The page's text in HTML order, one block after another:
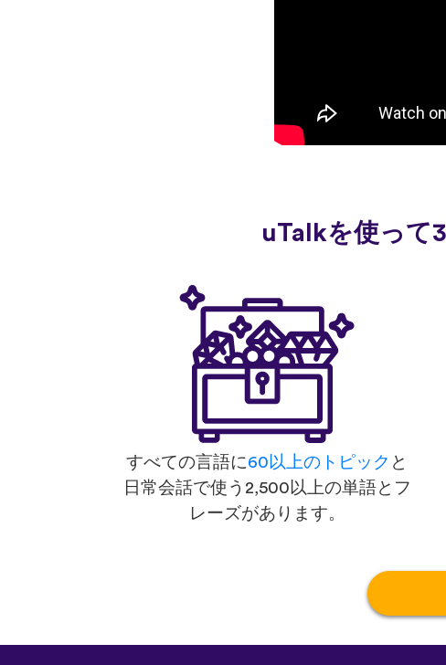
uTalkを使って
すべての言語に60以上のトピック と
日常会話で使う2,500以上の単語とフ
レーズがあります。